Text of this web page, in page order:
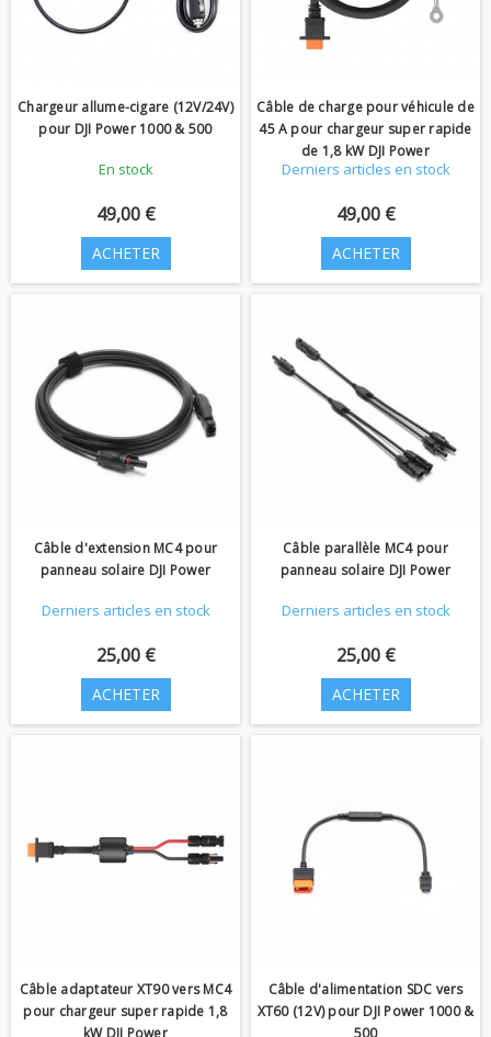
Chargeur allume-cigare (12V/24V)
pour DJI Power 1000 & 500
En stock
49,00 €
ACHETER
Câble de charge pour véhicule de
45 A pour chargeur super rapide
de 1,8 kW DJI Power
Derniers articles en stock
49,00 €
ACHETER
Câble d'extension MC4 pour
panneau solaire DJI Power
Derniers articles en stock
25,00 €
ACHETER
Câble parallèle MC4 pour
panneau solaire DJI Power
Derniers articles en stock
25,00 €
ACHETER
Câble adaptateur XT90 vers MC4
pour chargeur super rapide 1,8
kW DJI Power
Câble d'alimentation SDC vers
XT60 (12V) pour DJI Power 1000 &
500